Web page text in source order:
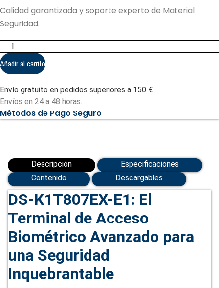
Calidad garantizada y soporte experto de Material
Seguridad.
Lector
Facial
HIKVISION
DS-
K1T807EX-
Acceso
Temp
(DS-
K1T807EX-
E1)
Añadir al carrito
Envío gratuito en pedidos superiores a 150 €
Envíos en 24 a 48 horas.
Métodos de Pago Seguro
Descripción
Especificaciones
Contenido
Descargables
DS-K1T807EX-E1: El
Terminal de Acceso
Biométrico Avanzado para
una Seguridad
Inquebrantable